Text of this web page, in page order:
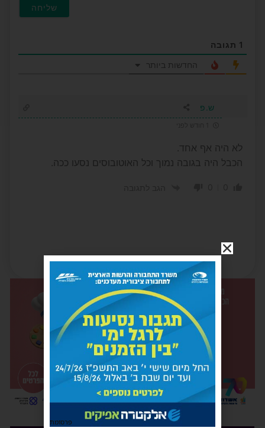
1 תגובה
החדשות ביותר
ש.פ
לא היה אף אחד.
הכבל היה בגובה נמוך וכל האוטובוסים נסעו ככה.
פרסומת